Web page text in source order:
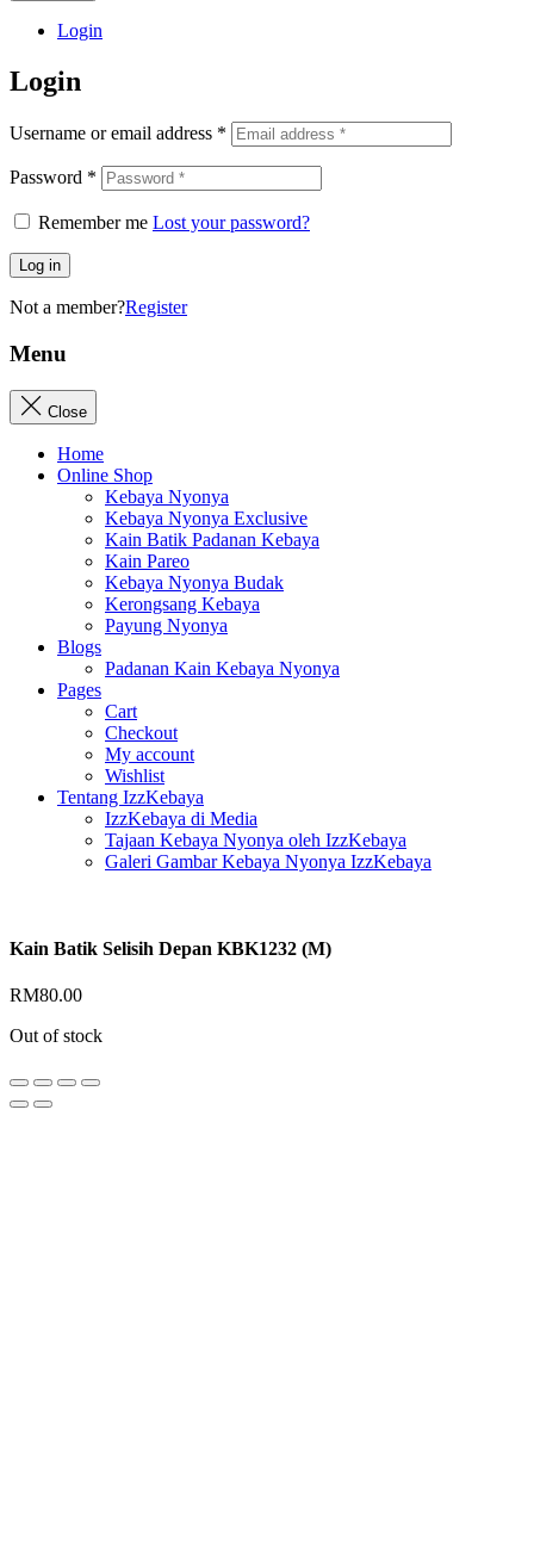
Login
Login
Username or email address *
Password *
Remember me Lost your password?
Log in
Not a member?Register
Menu
Close
Home
Online Shop
Kebaya Nyonya
Kebaya Nyonya Exclusive
Kain Batik Padanan Kebaya
Kain Pareo
Kebaya Nyonya Budak
Kerongsang Kebaya
Payung Nyonya
Blogs
Padanan Kain Kebaya Nyonya
Pages
Cart
Checkout
My account
Wishlist
Tentang IzzKebaya
IzzKebaya di Media
Tajaan Kebaya Nyonya oleh IzzKebaya
Galeri Gambar Kebaya Nyonya IzzKebaya
Kain Batik Selisih Depan KBK1232 (M)
RM80.00
Out of stock